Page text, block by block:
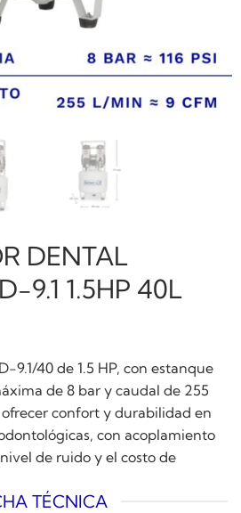
DENTAL
9.1 1.5HP 40L
9.1/40 de 1.5 HP, con estanque
de 8 bar y caudal de 255
confort y durabilidad en
con acoplamiento
de ruido y el costo de
TÉCNICA